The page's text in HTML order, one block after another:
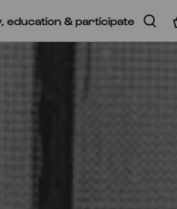
education & participate